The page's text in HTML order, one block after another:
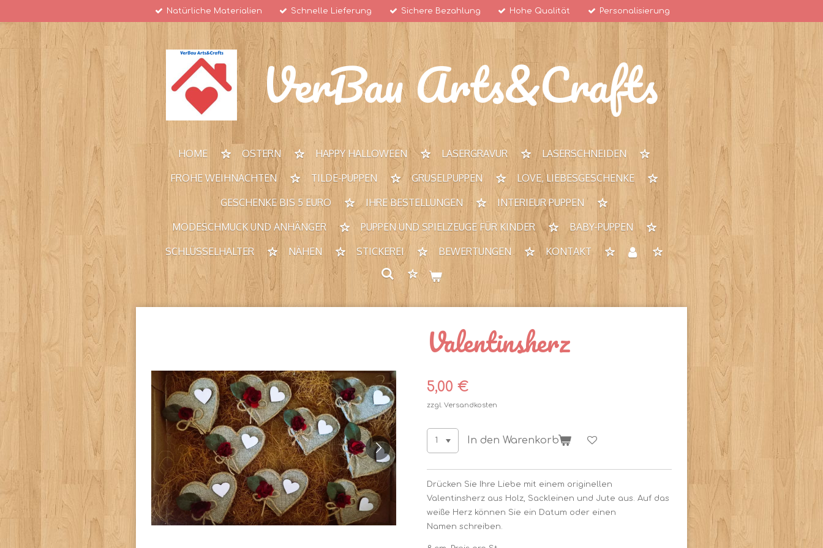
Hauptinhalt
Natürliche Materialien Schnelle Lieferung Sichere Bezahlung Hohe Qualität Personalisierung
VerBau Arts&Crafts
HOME OSTERN HAPPY HALLOWEEN LASERGRAVUR
LASERSCHNEIDEN
FROHE WEIHNACHTEN
TILDE-PUPPEN GRUSELPUPPEN
LOVE, LIEBESGESCHENKE
GESCHENKE BIS 5 EURO
IHRE BESTELLUNGEN
INTERIEUR PUPPEN
MODESCHMUCK UND ANHÄNGER
PUPPEN UND SPIELZEUGE FÜR KINDER
BABY-PUPPEN
SCHLÜSSELHALTER
NÄHEN STICKEREI BEWERTUNGEN KONTAKT
Valentinsherz
5,00 €
zzgl. Versandkosten
In den Warenkorb
Drücken Sie Ihre Liebe mit einem originellen
Valentinsherz aus Holz, Sackleinen und Jute aus. Auf das
weiße Herz können Sie ein Datum oder einen
Namen schreiben.